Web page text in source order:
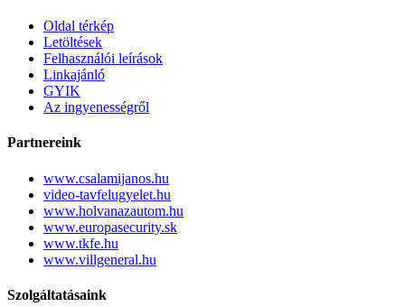
Oldal térkép
Letöltések
Felhasználói leírások
Linkajánló
GYIK
Az ingyenességről
Partnereink
www.csalamijanos.hu
video-tavfelugyelet.hu
www.holvanazautom.hu
www.europasecurity.sk
www.tkfe.hu
www.villgeneral.hu
Szolgáltatásaink